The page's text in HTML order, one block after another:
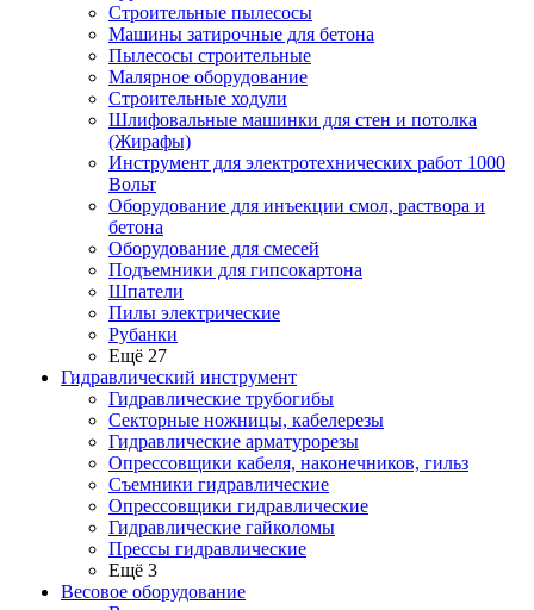
Строительные пылесосы
Машины затирочные для бетона
Пылесосы строительные
Малярное оборудование
Строительные ходули
Шлифовальные машинки для стен и потолка
(Жирафы)
Инструмент для электротехнических работ 1000
Вольт
Оборудование для инъекции смол, раствора и
бетона
Оборудование для смесей
Подъемники для гипсокартона
Шпатели
Пилы электрические
Рубанки
Ещё 27
Гидравлический инструмент
Гидравлические трубогибы
Секторные ножницы, кабелерезы
Гидравлические арматурорезы
Опрессовщики кабеля, наконечников, гильз
Съемники гидравлические
Опрессовщики гидравлические
Гидравлические гайколомы
Прессы гидравлические
Ещё 3
Весовое оборудование